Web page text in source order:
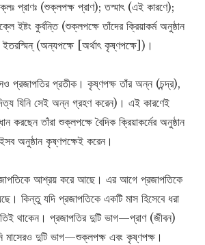
প্রাণঃ (শুক্লপক্ষ প্রাণ); তস্মাৎ (এই কারণে);
ইষ্টং কুর্বন্তি (শুক্লপক্ষে তাঁদের ক্রিয়াকর্ম অনুষ্ঠান
(অন্যপক্ষে [অর্থাৎ কৃষ্ণপক্ষে])।
প্রজাপতির প্রতীক। কৃষ্ণপক্ষ তাঁর অন্ন (চন্দ্র),
যিনি সেই অন্ন গ্রহণ করেন)। এই কারণেই
করছেন তাঁরা শুক্লপক্ষে বৈদিক ক্রিয়াকর্মের অনুষ্ঠান
অনুষ্ঠান কৃষ্ণপক্ষেই করেন।
আশ্রয় করে আছে। এর আগে প্রজাপতিকে
কিন্তু যদি প্রজাপতিকে একটি মাস হিসেবে ধরা
থাকেন। প্রজাপতির দুটি ভাগ—প্রাণ (জীবন)
মাসেরও দুটি ভাগ—শুক্লপক্ষ এবং কৃষ্ণপক্ষ।